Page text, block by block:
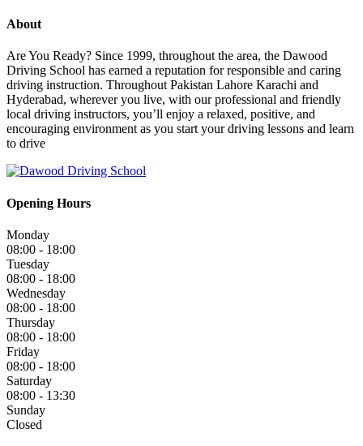
About
Are You Ready? Since 1999, throughout the area, the Dawood
Driving School has earned a reputation for responsible and caring
driving instruction. Throughout Pakistan Lahore Karachi and
Hyderabad, wherever you live, with our professional and friendly
local driving instructors, you’ll enjoy a relaxed, positive, and
encouraging environment as you start your driving lessons and learn
to drive
Opening Hours
Monday
08:00 - 18:00
Tuesday
08:00 - 18:00
Wednesday
08:00 - 18:00
Thursday
08:00 - 18:00
Friday
08:00 - 18:00
Saturday
08:00 - 13:30
Sunday
Closed